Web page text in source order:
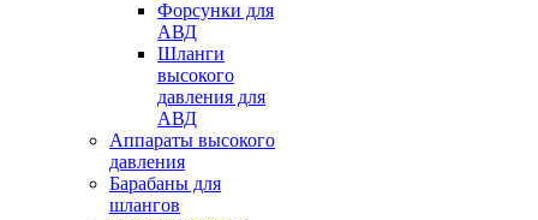
Форсунки для
АВД
Шланги
высокого
давления для
АВД
Аппараты высокого
давления
Барабаны для
шлангов